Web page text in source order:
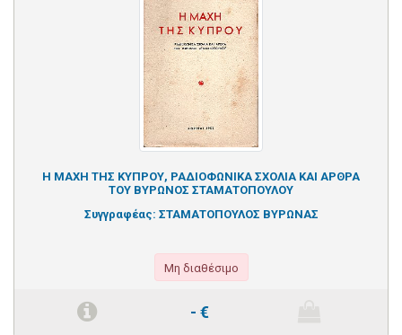
Η ΜΑΧΗ ΤΗΣ ΚΥΠΡΟΥ, ΡΑΔΙΟΦΩΝΙΚΑ ΣΧΟΛΙΑ ΚΑΙ ΑΡΘΡΑ
ΤΟΥ ΒΥΡΩΝΟΣ ΣΤΑΜΑΤΟΠΟΥΛΟΥ
Συγγραφέας: ΣΤΑΜΑΤΟΠΟΥΛΟΣ ΒΥΡΩΝΑΣ
Μη διαθέσιμο
- €